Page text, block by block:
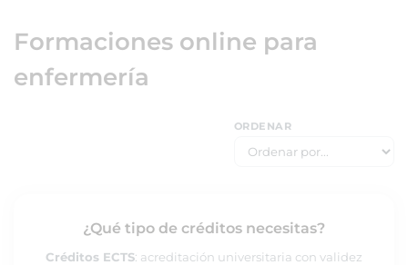
Formaciones online para
enfermería
ORDENAR
¿Qué tipo de créditos necesitas?
Créditos ECTS: acreditación universitaria con validez